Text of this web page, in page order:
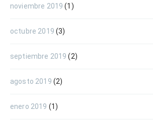
noviembre 2019 (1)
octubre 2019 (3)
septiembre 2019 (2)
agosto 2019 (2)
enero 2019 (1)